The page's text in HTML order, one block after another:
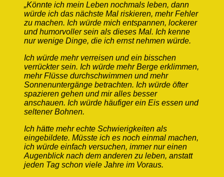
„Könnte ich mein Leben nochmals leben, dann
würde ich das nächste Mal riskieren, mehr Fehler
zu machen. Ich würde mich entspannen, lockerer
und humorvoller sein als dieses Mal. Ich kenne
nur wenige Dinge, die ich ernst nehmen würde.
Ich würde mehr verreisen und ein bisschen
verrückter sein. Ich würde mehr Berge erklimmen,
mehr Flüsse durchschwimmen und mehr
Sonnenuntergänge betrachten. Ich würde öfter
spazieren gehen und mir alles besser
anschauen. Ich würde häufiger ein Eis essen und
seltener Bohnen.
Ich hätte mehr echte Schwierigkeiten als
eingebildete. Müsste ich es noch einmal machen,
ich würde einfach versuchen, immer nur einen
Augenblick nach dem anderen zu leben, anstatt
jeden Tag schon viele Jahre im Voraus.